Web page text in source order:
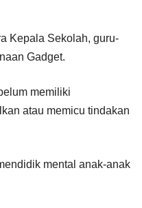
Kepala Sekolah, guru-
Gadget.
memiliki
atau memicu tindakan
mental anak-anak